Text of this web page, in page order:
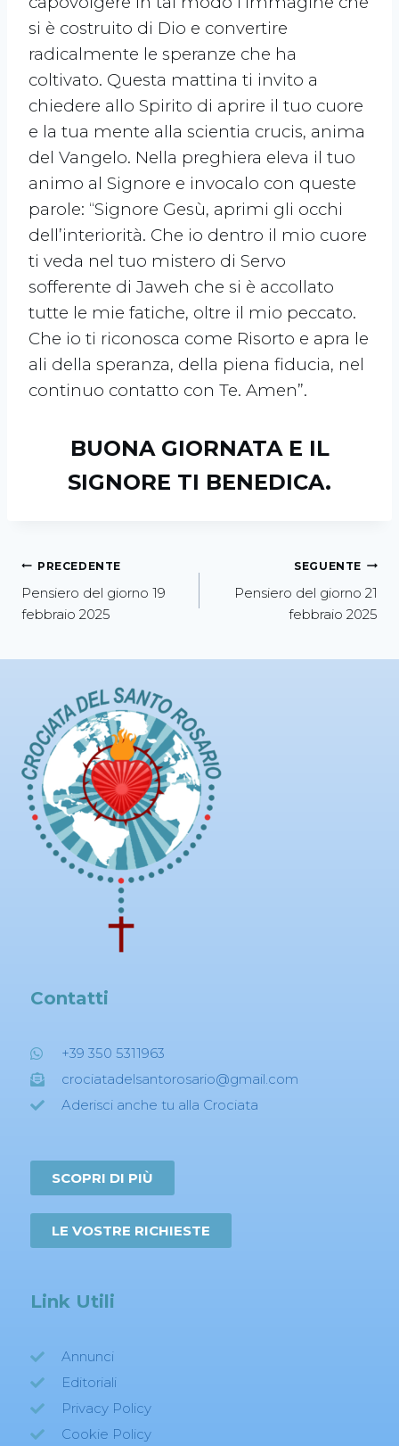
si è costruito di Dio e convertire
radicalmente le speranze che ha
coltivato. Questa mattina ti invito a
chiedere allo Spirito di aprire il tuo cuore
e la tua mente alla scientia crucis, anima
del Vangelo. Nella preghiera eleva il tuo
animo al Signore e invocalo con queste
parole: “Signore Gesù, aprimi gli occhi
dell’interiorità. Che io dentro il mio cuore
ti veda nel tuo mistero di Servo
sofferente di Jaweh che si è accollato
tutte le mie fatiche, oltre il mio peccato.
Che io ti riconosca come Risorto e apra le
ali della speranza, della piena fiducia, nel
continuo contatto con Te. Amen”.
BUONA GIORNATA E IL
SIGNORE TI BENEDICA.
PRECEDENTE
Pensiero del giorno 19
febbraio 2025
SEGUENTE
Pensiero del giorno 21
febbraio 2025
Contatti
+39 350 5311963
crociatadelsantorosario@gmail.com
Aderisci anche tu alla Crociata
SCOPRI DI PIÙ
LE VOSTRE RICHIESTE
Link Utili
Annunci
Editoriali
Privacy Policy
Cookie Policy